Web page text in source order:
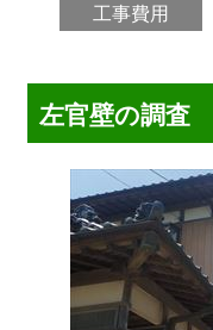
工事費用
左官壁の調査